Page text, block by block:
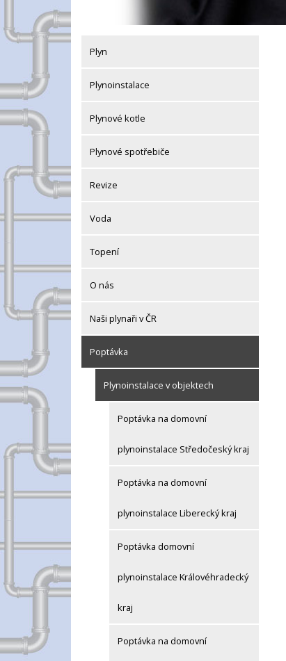
Plyn
Plynoinstalace
Plynové kotle
Plynové spotřebiče
Revize
Voda
Topení
O nás
Naši plynaři v ČR
Poptávka
Plynoinstalace v objektech
Poptávka na domovní
plynoinstalace Středočeský kraj
Poptávka na domovní
plynoinstalace Liberecký kraj
Poptávka domovní
plynoinstalace Královéhradecký
kraj
Poptávka na domovní